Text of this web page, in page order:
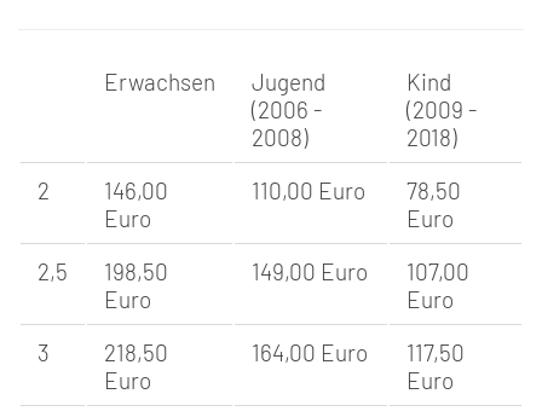
Erwachsen
Jugend
(2006 -
2008)
Kind
(2009 -
2018)
2
146,00
Euro
110,00 Euro
78,50
Euro
2,5
198,50
Euro
149,00 Euro
107,00
Euro
3
218,50
Euro
164,00 Euro
117,50
Euro